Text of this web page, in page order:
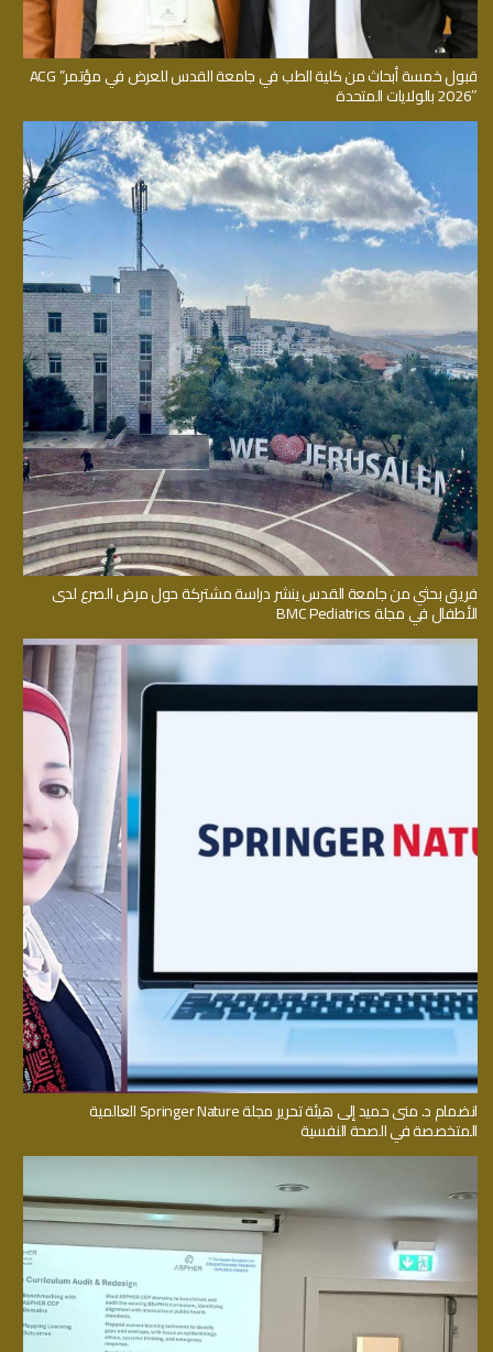
قبول خمسة أبحاث من كلية الطب في جامعة القدس للعرض في مؤتمر” ACG
2026″ بالولايات المتحدة
فريق بحثي من جامعة القدس ينشر دراسة مشتركة حول مرض الصرع لدى
الأطفال في مجلة BMC Pediatrics
انضمام د. منى حميد إلى هيئة تحرير مجلة Springer Nature العالمية
المتخصصة في الصحة النفسية